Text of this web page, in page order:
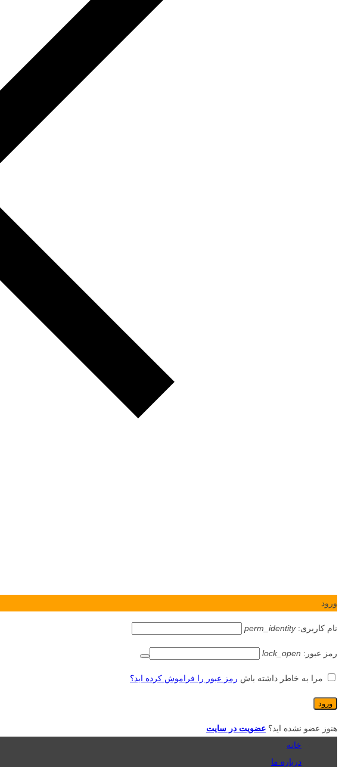
ورود
نام کاربری:perm_identity
رمز عبور: lock_open
مرا به خاطر داشته باش رمز عبور را فراموش کرده اید؟
هنوز عضو نشده اید؟ عضویت در سایت
خانه
درباره ما